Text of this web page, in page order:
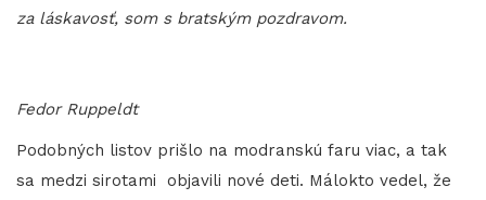
za láskavosť, som s bratským pozdravom.
Fedor Ruppeldt
Podobných listov prišlo na modranskú faru viac, a tak
sa medzi sirotami objavili nové deti. Málokto vedel, že